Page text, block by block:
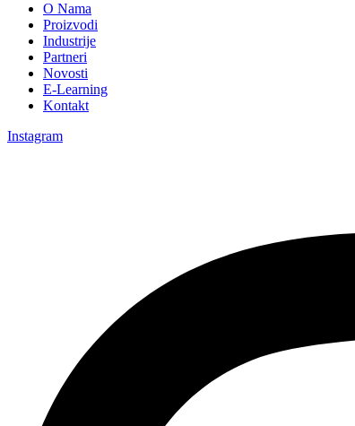
O Nama
Proizvodi
Industrije
Partneri
Novosti
E-Learning
Kontakt
Instagram